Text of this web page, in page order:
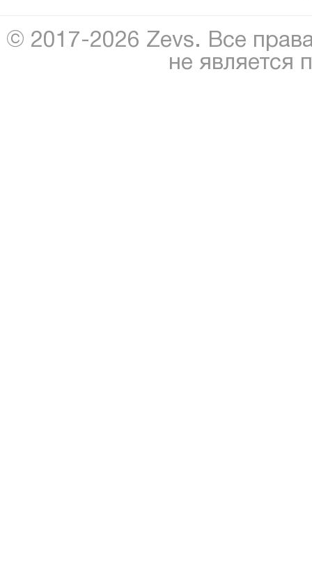
© 2017-2026 Zevs. Все
не является